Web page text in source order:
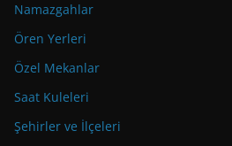
Namazgahlar
Ören Yerleri
Özel Mekanlar
Saat Kuleleri
Şehirler ve İlçeleri